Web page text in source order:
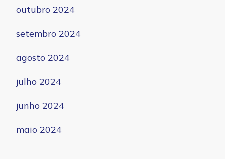
outubro 2024
setembro 2024
agosto 2024
julho 2024
junho 2024
maio 2024